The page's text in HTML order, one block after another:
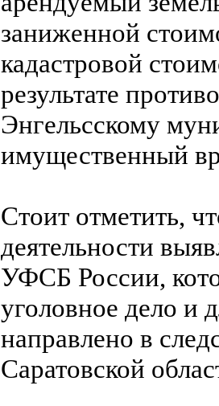
заниженной
кадастровой
результате
Энгельсскому
имущественный
Стоит отметить,
деятельности
УФСБ России,
уголовное дело и
направлено в
Саратовской